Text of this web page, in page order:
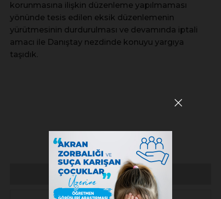
korunmasına ilişkin düzenleme yapılmaması
yönünde tesis edilen eksik düzenlemenin
yürütmesinin durdurulması ve devamında iptali
amacı ile Danıştay nezdinde konuyu yargıya
taşıdık.
SON HABERLER